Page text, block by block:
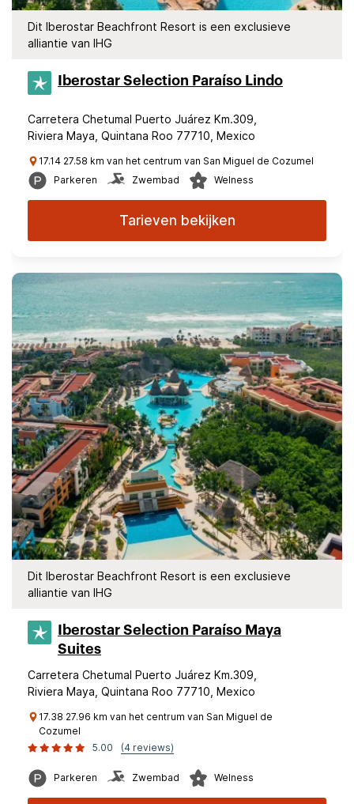
Dit Iberostar Beachfront Resort is een exclusieve
alliantie van IHG
Iberostar Selection​ Paraíso Lindo
Carretera Chetumal Puerto Juárez Km.309,
Riviera Maya, Quintana Roo 77710, Mexico
17.14 27.58 km van het centrum van San Miguel de Cozumel
Parkeren
Zwembad Welness
Tarieven bekijken
Dit Iberostar Beachfront Resort is een exclusieve
alliantie van IHG
Iberostar Selection​ Paraíso Maya
Suites
Carretera Chetumal Puerto Juárez Km.309,
Riviera Maya, Quintana Roo 77710, Mexico
17.38 27.96 km van het centrum van San Miguel de
Cozumel
5.00
(4 reviews)
Parkeren Zwembad Welness